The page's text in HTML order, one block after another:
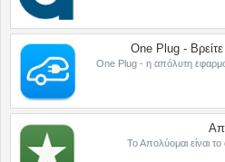
One Plug - Βρείτε
One Plug - η απόλυτη
Το Απολύομαι είναι το